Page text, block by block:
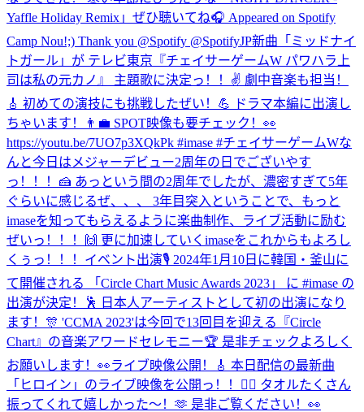
Yaffle Holiday Remix」ぜひ聴いてね🎧 Appeared on Spotify
Camp Nou!;) Thank you @Spotify @SpotifyJP新曲「ミッドナイ
トガール」が テレビ東京『チェイサーゲームW パワハラ上
司は私の元カノ』 主題歌に決定っ！！✌️ 劇中音楽も担当！
🎸 初めての演技にも挑戦したぜい！💪 ドラマ本編に出演し
ちゃいます！👨‍💼 SPOT映像も要チェック！👀
https://youtu.be/7UO7p3XQkPk #imase #チェイサーゲームWな
んと今日はメジャーデビュー2周年の日でございやす
っ！！！🍰 あっという間の2周年でしたが、濃密すぎて5年
ぐらいに感じるぜ、、、 3年目突入ということで、もっと
imaseを知ってもらえるように楽曲制作、ライブ活動に励む
ぜいっ！！！🙌 更に加速していくimaseをこれからもよろし
くぅっ！！！ イベント出演🎙 2024年1月10日に韓国・釜山に
て開催される 「Circle Chart Music Awards 2023」 に #imase の
出演が決定！🕺 日本人アーティストとして初の出演になり
ます！🎊 'CCMA 2023'は今回で13回目を迎える『Circle
Chart』の音楽アワードセレモニー🏆 是非チェックよろしく
お願いします！👀ライブ映像公開！🎸 本日配信の最新曲
「ヒロイン」のライブ映像を公開っ！！🦸‍♀️ タオルたくさん
振ってくれて嬉しかった〜！🫶 是非ご覧ください！👀